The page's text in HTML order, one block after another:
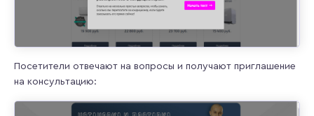
Посетители отвечают на вопросы и получают приглашение
на консультацию: